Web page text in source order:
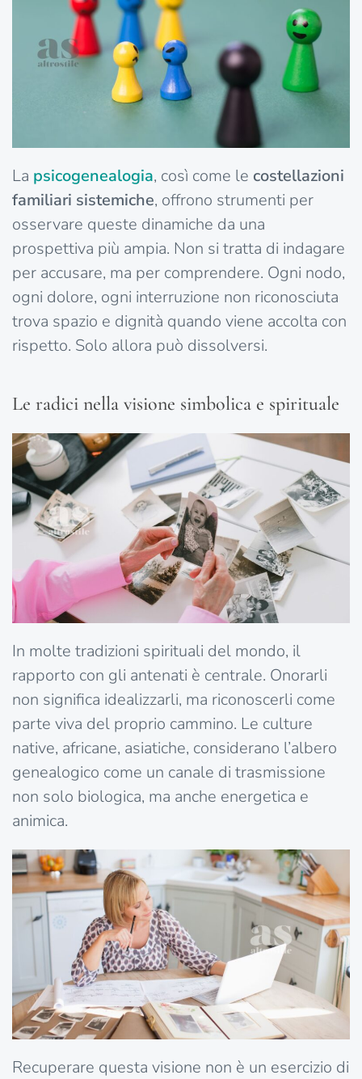
La psicogenealogia, così come le costellazioni
familiari sistemiche, offrono strumenti per
osservare queste dinamiche da una
prospettiva più ampia. Non si tratta di indagare
per accusare, ma per comprendere. Ogni nodo,
ogni dolore, ogni interruzione non riconosciuta
trova spazio e dignità quando viene accolta con
rispetto. Solo allora può dissolversi.
Le radici nella visione simbolica e spirituale
In molte tradizioni spirituali del mondo, il
rapporto con gli antenati è centrale. Onorarli
non significa idealizzarli, ma riconoscerli come
parte viva del proprio cammino. Le culture
native, africane, asiatiche, considerano l’albero
genealogico come un canale di trasmissione
non solo biologica, ma anche energetica e
animica.
Recuperare questa visione non è un esercizio di